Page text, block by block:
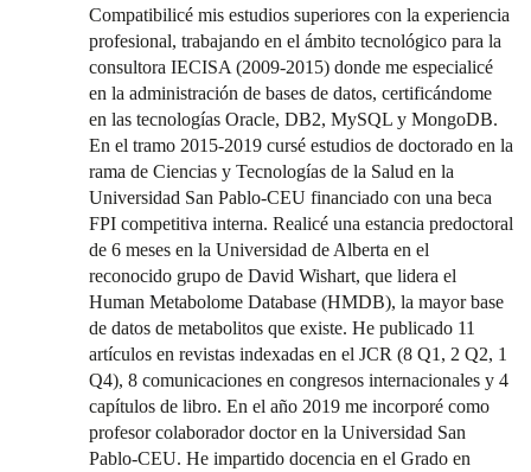
Compatibilicé mis estudios superiores con la experiencia
profesional, trabajando en el ámbito tecnológico para la
consultora IECISA (2009-2015) donde me especialicé
en la administración de bases de datos, certificándome
en las tecnologías Oracle, DB2, MySQL y MongoDB.
En el tramo 2015-2019 cursé estudios de doctorado en la
rama de Ciencias y Tecnologías de la Salud en la
Universidad San Pablo-CEU financiado con una beca
FPI competitiva interna. Realicé una estancia predoctoral
de 6 meses en la Universidad de Alberta en el
reconocido grupo de David Wishart, que lidera el
Human Metabolome Database (HMDB), la mayor base
de datos de metabolitos que existe. He publicado 11
artículos en revistas indexadas en el JCR (8 Q1, 2 Q2, 1
Q4), 8 comunicaciones en congresos internacionales y 4
capítulos de libro. En el año 2019 me incorporé como
profesor colaborador doctor en la Universidad San
Pablo-CEU. He impartido docencia en el Grado en